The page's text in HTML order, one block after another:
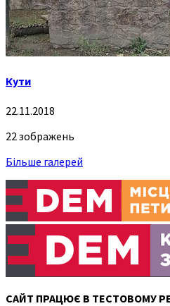
Кути
22.11.2018
22 зображень
Більше галерей
САЙТ ПРАЦЮЄ В ТЕСТОВОМУ